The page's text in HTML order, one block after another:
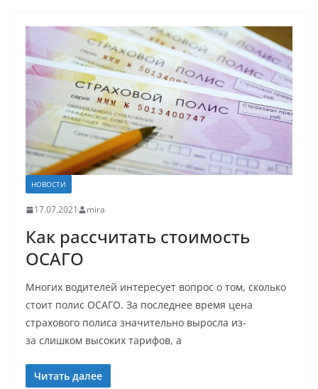
НОВОСТИ
17.07.2021 mira
Как рассчитать стоимость
ОСАГО
Многих водителей интересует вопрос о том, сколько
стоит полис ОСАГО. За последнее время цена
страхового полиса значительно выросла из-
за слишком высоких тарифов, а
Читать далее